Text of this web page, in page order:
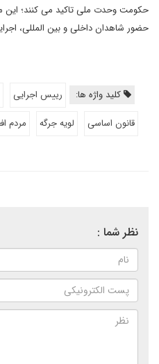
حکومت وحدت ملی تاکید می کنند؛ این
حضور شاهدان داخلی و بین المللی،
کلید واژه ها: رییس اجرایی
قانون اساسی
لویه جرگه مردم
نظر شما :